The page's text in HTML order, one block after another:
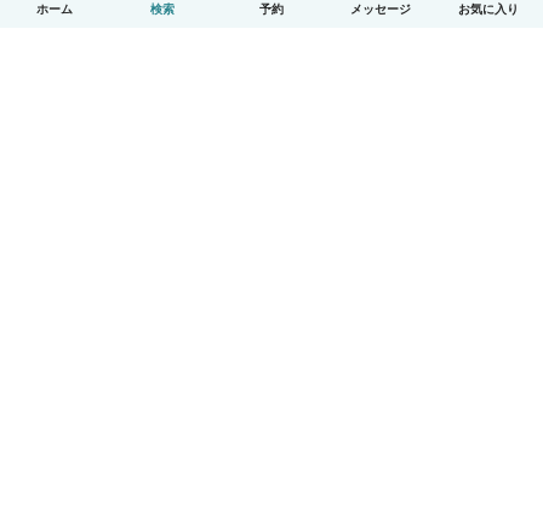
ホーム 検索 予約 メッセージ お気に入り